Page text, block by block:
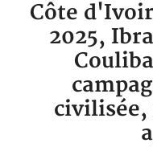
Côte
2025,
civilisée,